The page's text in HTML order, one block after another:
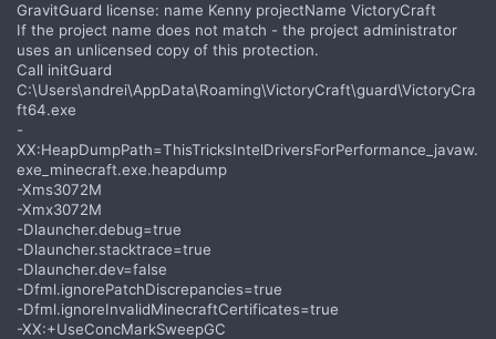
GravitGuard license: name Kenny projectName VictoryCraft
If the project name does not match - the project administrator
uses an unlicensed copy of this protection.
Call initGuard
C:\Users\andrei\AppData\Roaming\VictoryCraft\guard\VictoryCra
ft64.exe
-
XX:HeapDumpPath=ThisTricksIntelDriversForPerformance_javaw.
exe_minecraft.exe.heapdump
-Xms3072M
-Xmx3072M
-Dlauncher.debug=true
-Dlauncher.stacktrace=true
-Dlauncher.dev=false
-Dfml.ignorePatchDiscrepancies=true
-Dfml.ignoreInvalidMinecraftCertificates=true
-XX:+UseConcMarkSweepGC